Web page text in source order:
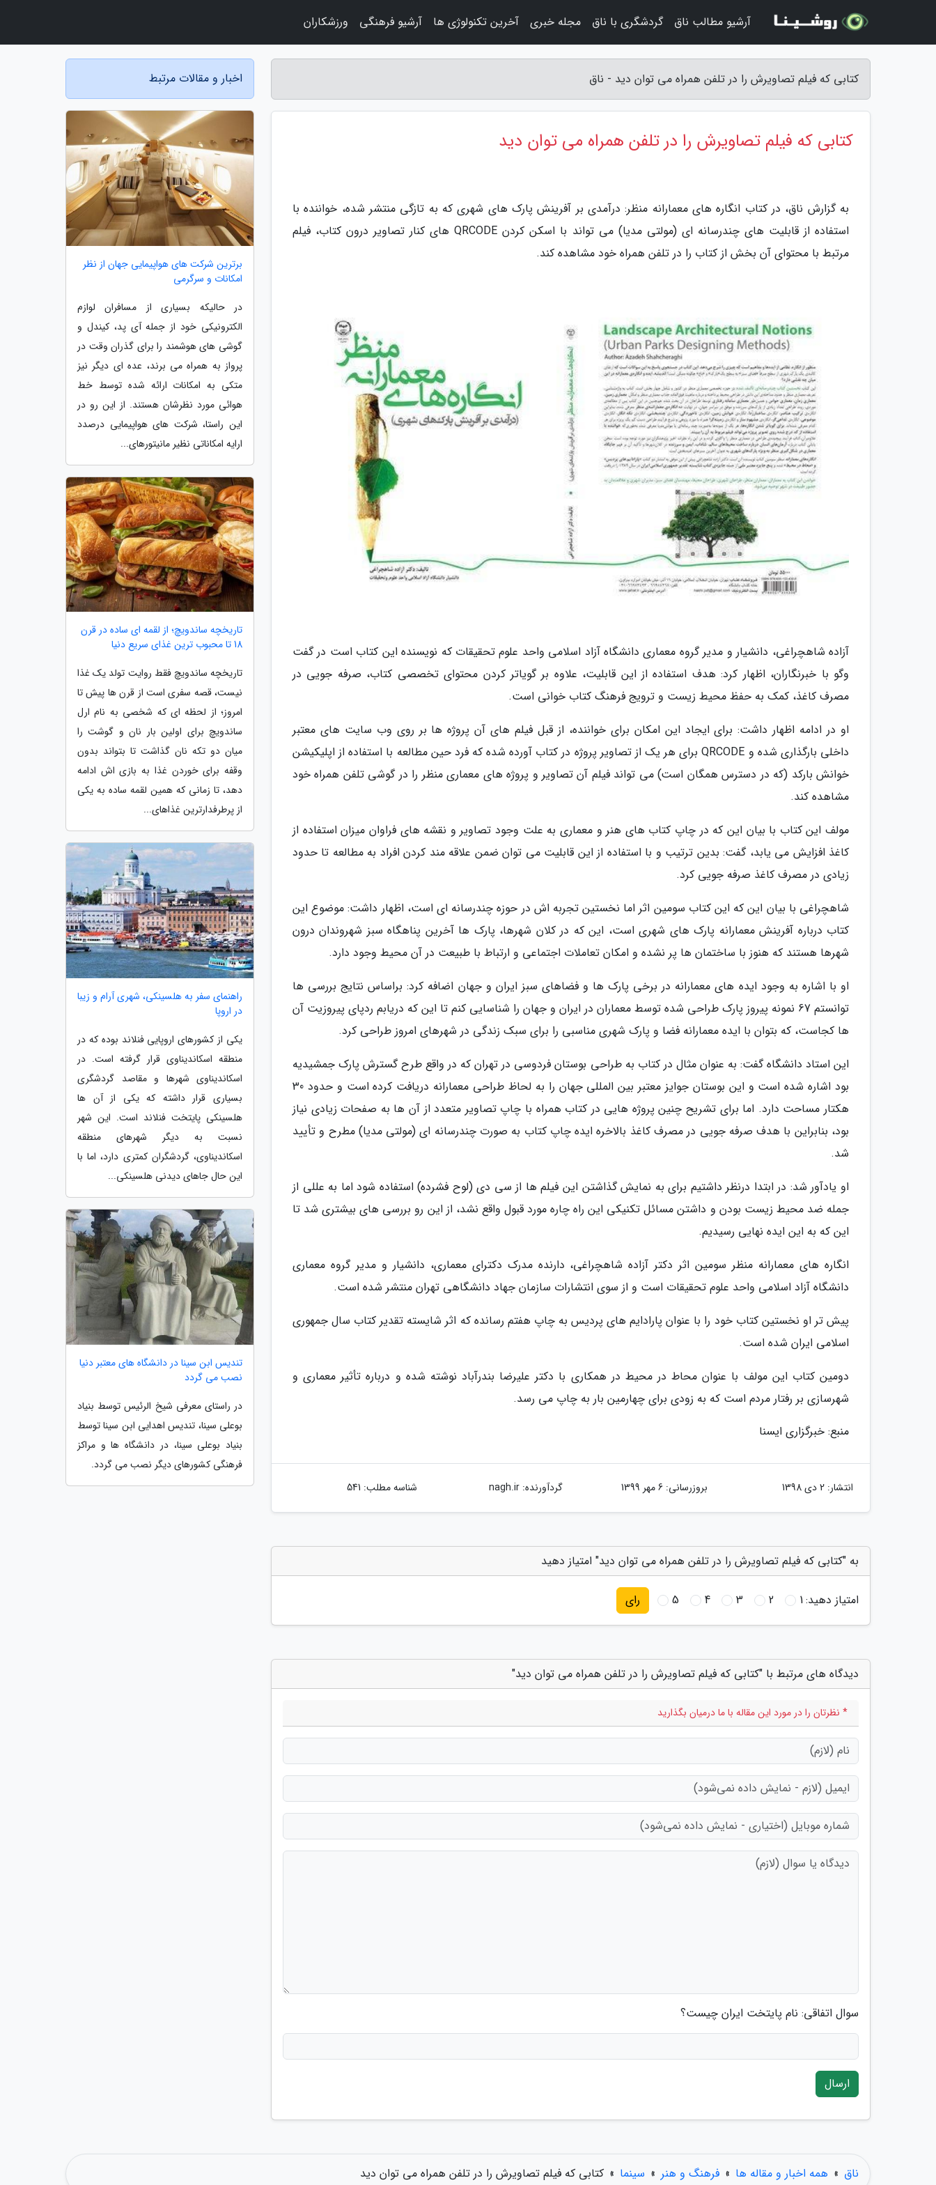
کتابی که فیلم تصاویرش را در تلفن همراه می توان دید - ناق
کتابی که فیلم تصاویرش را در تلفن همراه می توان دید
به گزارش ناق، در کتاب انگاره های معمارانه منظر: درآمدی بر آفرینش پارک های شهری که به تازگی منتشر شده، خواننده با
استفاده از قابلیت های چندرسانه ای (مولتی مدیا) می تواند با اسکن کردن QRCODE های کنار تصاویر درون کتاب، فیلم
مرتبط با محتوای آن بخش از کتاب را در تلفن همراه خود مشاهده کند.
آزاده شاهچراغی، دانشیار و مدیر گروه معماری دانشگاه آزاد اسلامی واحد علوم تحقیقات که نویسنده این کتاب است در گفت
وگو با خبرنگاران، اظهار کرد: هدف استفاده از این قابلیت، علاوه بر گویاتر کردن محتوای تخصصی کتاب، صرفه جویی در
مصرف کاغذ، کمک به حفظ محیط زیست و ترویج فرهنگ کتاب خوانی است.
او در ادامه اظهار داشت: برای ایجاد این امکان برای خواننده، از قبل فیلم های آن پروژه ها بر روی وب سایت های معتبر
داخلی بارگذاری شده و QRCODE برای هر یک از تصاویر پروژه در کتاب آورده شده که فرد حین مطالعه با استفاده از اپلیکیشن
خوانش بارکد (که در دسترس همگان است) می تواند فیلم آن تصاویر و پروژه های معماری منظر را در گوشی تلفن همراه خود
مشاهده کند.
مولف این کتاب با بیان این که در چاپ کتاب های هنر و معماری به علت وجود تصاویر و نقشه های فراوان میزان استفاده از
کاغذ افزایش می یابد، گفت: بدین ترتیب و با استفاده از این قابلیت می توان ضمن علاقه مند کردن افراد به مطالعه تا حدود
زیادی در مصرف کاغذ صرفه جویی کرد.
شاهچراغی با بیان این که این کتاب سومین اثر اما نخستین تجربه اش در حوزه چندرسانه ای است، اظهار داشت: موضوع این
کتاب درباره آفرینش معمارانه پارک های شهری است، این که در کلان شهرها، پارک ها آخرین پناهگاه سبز شهروندان درون
شهرها هستند که هنوز با ساختمان ها پر نشده و امکان تعاملات اجتماعی و ارتباط با طبیعت در آن محیط وجود دارد.
او با اشاره به وجود ایده های معمارانه در برخی پارک ها و فضاهای سبز ایران و جهان اضافه کرد: براساس نتایج بررسی ها
توانستم 67 نمونه پیروز پارک طراحی شده توسط معماران در ایران و جهان را شناسایی کنم تا این که دریابم ردپای پیروزیت آن
ها کجاست، که بتوان با ایده معمارانه فضا و پارک شهری مناسبی را برای سبک زندگی در شهرهای امروز طراحی کرد.
این استاد دانشگاه گفت: به عنوان مثال در کتاب به طراحی بوستان فردوسی در تهران که در واقع طرح گسترش پارک جمشیدیه
بود اشاره شده است و این بوستان جوایز معتبر بین المللی جهان را به لحاظ طراحی معمارانه دریافت کرده است و حدود 30
هکتار مساحت دارد. اما برای تشریح چنین پروژه هایی در کتاب همراه با چاپ تصاویر متعدد از آن ها به صفحات زیادی نیاز
بود، بنابراین با هدف صرفه جویی در مصرف کاغذ بالاخره ایده چاپ کتاب به صورت چندرسانه ای (مولتی مدیا) مطرح و تأیید
شد.
او یادآور شد: در ابتدا درنظر داشتیم برای به نمایش گذاشتن این فیلم ها از سی دی (لوح فشرده) استفاده شود اما به عللی از
جمله ضد محیط زیست بودن و داشتن مسائل تکنیکی این راه چاره مورد قبول واقع نشد، از این رو بررسی های بیشتری شد تا
این که به این ایده نهایی رسیدیم.
انگاره های معمارانه منظر سومین اثر دکتر آزاده شاهچراغی، دارنده مدرک دکترای معماری، دانشیار و مدیر گروه معماری
دانشگاه آزاد اسلامی واحد علوم تحقیقات است و از سوی انتشارات سازمان جهاد دانشگاهی تهران منتشر شده است.
پیش تر او نخستین کتاب خود را با عنوان پارادایم های پردیس به چاپ هفتم رسانده که اثر شایسته تقدیر کتاب سال جمهوری
اسلامی ایران شده است.
دومین کتاب این مولف با عنوان محاط در محیط در همکاری با دکتر علیرضا بندرآباد نوشته شده و درباره تأثیر معماری و
شهرسازی بر رفتار مردم است که به زودی برای چهارمین بار به چاپ می رسد.
منبع: خبرگزاری ایسنا
انتشار: 2 دی 1398 بروزرسانی: 6 مهر 1399 گردآورنده:nagh.ir شناسه مطلب: 541
به "کتابی که فیلم تصاویرش را در تلفن همراه می توان دید" امتیاز دهید
امتیاز دهید:1
2
3
4
5 رای
دیدگاه های مرتبط با "کتابی که فیلم تصاویرش را در تلفن همراه می توان دید"
* نظرتان را در مورد این مقاله با ما درمیان بگذارید
سوال اتفاقی: نام پایتخت ایران چیست؟
ارسال
اخبار و مقالات مرتبط
برترین شرکت های هواپیمایی جهان از نظر
امکانات و سرگرمی
در حالیکه بسیاری از مسافران لوازم
الکترونیکی خود از جمله آی پد، کیندل و
گوشی های هوشمند را برای گذران وقت در
پرواز به همراه می برند، عده ای دیگر نیز
متکی به امکانات ارائه شده توسط خط
هوائی مورد نظرشان هستند. از این رو در
این راستا، شرکت های هواپیمایی درصدد
ارایه امکاناتی نظیر مانیتورهای...
تاریخچه ساندویچ؛ از لقمه ای ساده در قرن
18 تا محبوب ترین غذای سریع دنیا
تاریخچه ساندویچ فقط روایت تولد یک غذا
نیست، قصه سفری است از قرن ها پیش تا
امروز؛ از لحظه ای که شخصی به نام ارل
ساندویچ برای اولین بار نان و گوشت را
میان دو تکه نان گذاشت تا بتواند بدون
وقفه برای خوردن غذا به بازی اش ادامه
دهد، تا زمانی که همین لقمه ساده به یکی
از پرطرفدارترین غذاهای...
راهنمای سفر به هلسینکی، شهری آرام و زیبا
در اروپا
یکی از کشورهای اروپایی فنلاند بوده که در
منطقه اسکاندیناوی قرار گرفته است. در
اسکاندیناوی شهرها و مقاصد گردشگری
بسیاری قرار داشته که یکی از آن ها
هلسینکی پایتخت فنلاند است. این شهر
نسبت به دیگر شهرهای منطقه
اسکاندیناوی، گردشگران کمتری دارد، اما با
این حال جاهای دیدنی هلسینکی...
تندیس ابن سینا در دانشگاه های معتبر دنیا
نصب می گردد
در راستای معرفی شیخ الرئیس توسط بنیاد
بوعلی سینا، تندیس اهدایی ابن سینا توسط
بنیاد بوعلی سینا، در دانشگاه ها و مراکز
فرهنگی کشورهای دیگر نصب می گردد.
ناق » همه اخبار و مقاله ها » فرهنگ و هنر » سینما » کتابی که فیلم تصاویرش را در تلفن همراه می توان دید
آرشیو مطالب ناق گردشگری با ناق مجله خبری آخرین تکنولوژی ها آرشیو فرهنگی ورزشکاران